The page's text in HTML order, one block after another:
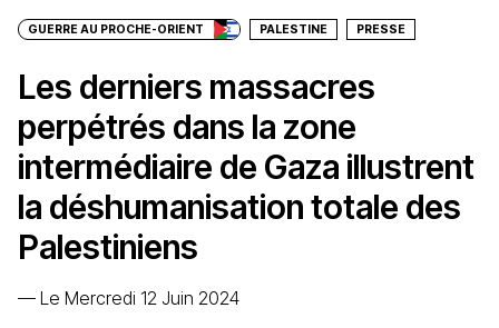
GUERRE AU PROCHE-ORIENT PALESTINE PRESSE
Les derniers massacres
perpétrés dans la zone
intermédiaire de Gaza illustrent
la déshumanisation totale des
Palestiniens
— Le Mercredi 12 Juin 2024